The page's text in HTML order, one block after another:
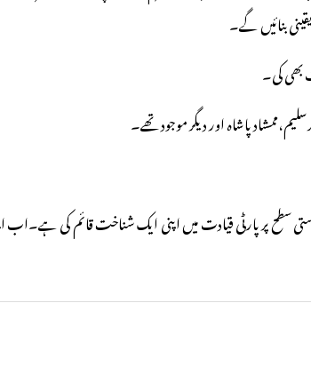
بنائیں گے۔
بھی کی۔
پاشاہ اور دیگر موجود تھے۔
سطح پر پارٹی قیادت میں اپنی ایک شناخت قائم کی ہے۔اب